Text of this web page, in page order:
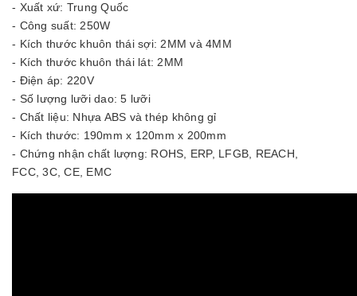
- Xuất xứ: Trung Quốc
- Công suất: 250W
- Kích thước khuôn thái sợi: 2MM và 4MM
- Kích thước khuôn thái lát: 2MM
- Điện áp: 220V
- Số lượng lưỡi dao: 5 lưỡi
- Chất liệu: Nhựa ABS và thép không gỉ
- Kích thước: 190mm x 120mm x 200mm
- Chứng nhận chất lượng: ROHS, ERP, LFGB, REACH,
FCC, 3C, CE, EMC